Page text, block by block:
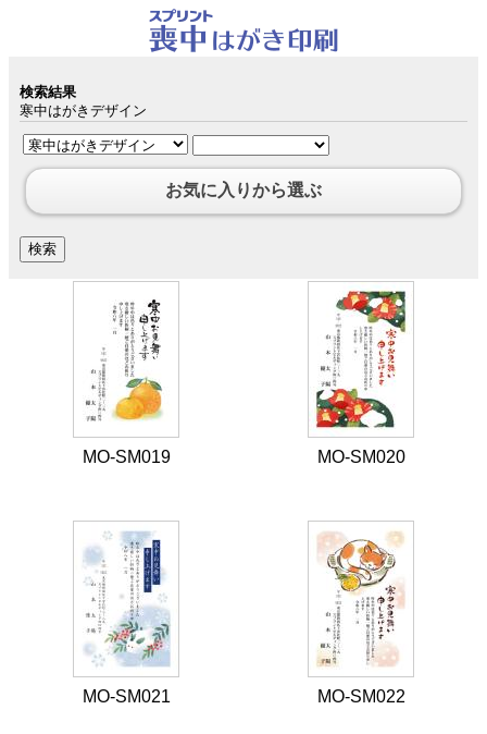
検索結果
寒中はがきデザイン
お気に入りから選ぶ
MO-SM019 MO-SM020
MO-SM021 MO-SM022